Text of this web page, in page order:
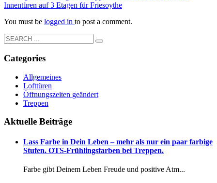
You must be logged in to post a comment.
Categories
Allgemeines
Lofttüren
Öffnungszeiten geändert
Treppen
Aktuelle Beiträge
Lass Farbe in Dein Leben – mehr als nur ein paar farbige
Stufen. OTS-Frühlingsfarben bei Treppen.
Farbe gibt Deinem Leben Freude und positive Atm...